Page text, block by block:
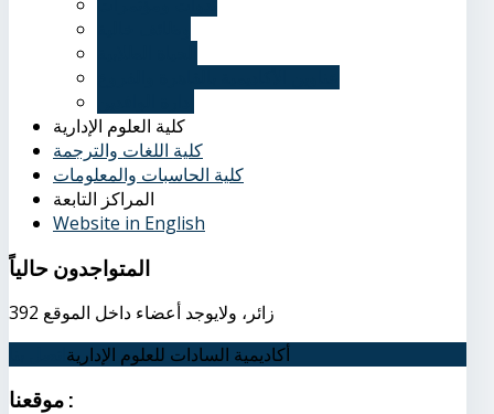
كلية العلوم الإدارية
كلية اللغات والترجمة
كلية الحاسبات والمعلومات
المراكز التابعة
Website in English
المتواجدون حالياً
392 زائر، ولايوجد أعضاء داخل الموقع
أكاديمية السادات للعلوم الإدارية
: